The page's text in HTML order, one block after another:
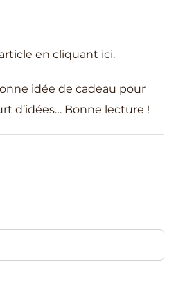
en cliquant ici.
idée de cadeau pour
d’idées… Bonne lecture !